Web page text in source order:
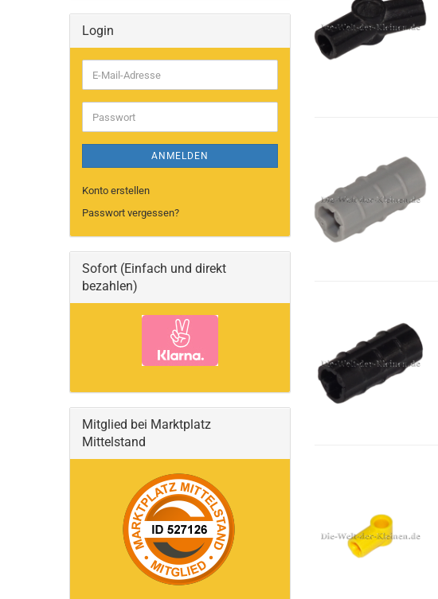
Login
E-
Mail-
Adresse
Passwort
ANMELDEN
Konto erstellen
Passwort vergessen?
Sofort (Einfach und direkt
bezahlen)
Mitglied bei Marktplatz
Mittelstand